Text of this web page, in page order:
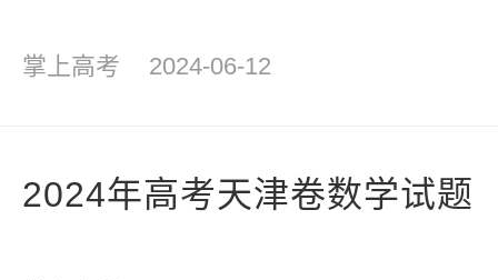
掌上高考 2024-06-12
2024年高考天津卷数学试题